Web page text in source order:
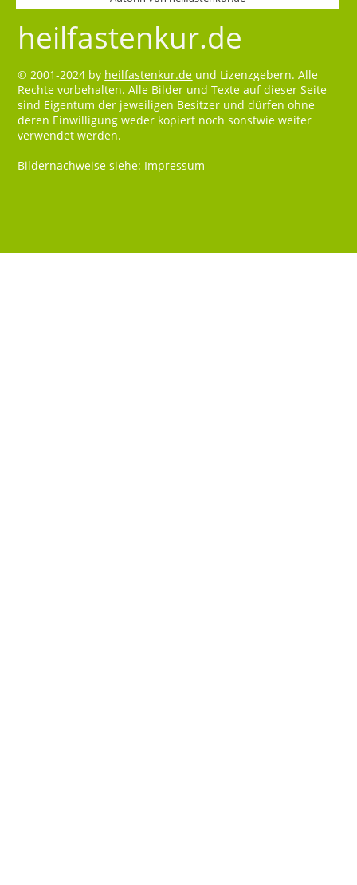
heilfastenkur.de
© 2001-2024 by heilfastenkur.de und Lizenzgebern. Alle
Rechte vorbehalten. Alle Bilder und Texte auf dieser Seite
sind Eigentum der jeweiligen Besitzer und dürfen ohne
deren Einwilligung weder kopiert noch sonstwie weiter
verwendet werden.
Bildernachweise siehe: Impressum